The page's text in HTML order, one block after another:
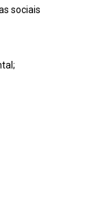
sociais